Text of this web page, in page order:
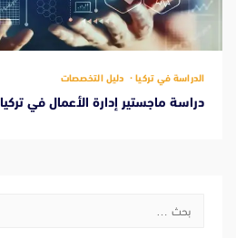
الدراسة في تركيا دليل التخصصات
دراسة ماجستير إدارة الأعمال في تركيا
البحث